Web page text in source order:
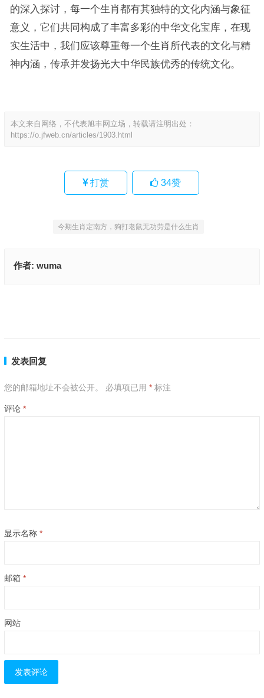
的深入探讨，每一个生肖都有其独特的文化内涵与象征
意义，它们共同构成了丰富多彩的中华文化宝库，在现
实生活中，我们应该尊重每一个生肖所代表的文化与精
神内涵，传承并发扬光大中华民族优秀的传统文化。
本文来自网络，不代表旭丰网立场，转载请注明出处：
https://o.jfweb.cn/articles/1903.html
打赏 34赞
今期生肖定南方，狗打老鼠无功劳是什么生肖
作者: wuma
发表回复
您的邮箱地址不会被公开。 必填项已用 *标注
评论 *
显示名称 *
邮箱 *
网站